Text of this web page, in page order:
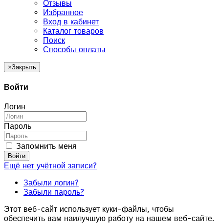
Отзывы
Избранное
Вход в кабинет
Каталог товаров
Поиск
Способы оплаты
×Закрыть
Войти
Логин
Пароль
Запомнить меня
Войти
Ещё нет учётной записи?
Забыли логин?
Забыли пароль?
Этот веб-сайт использует куки-файлы, чтобы
обеспечить вам наилучшую работу на нашем веб-сайте.